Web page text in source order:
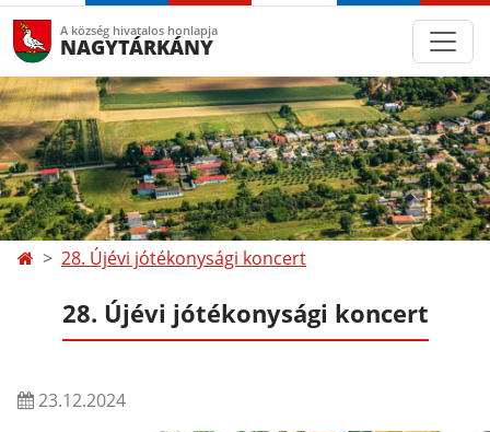
A község hivatalos honlapja
NAGYTÁRKÁNY
28. Újévi jótékonysági koncert
28. Újévi jótékonysági koncert
23.12.2024